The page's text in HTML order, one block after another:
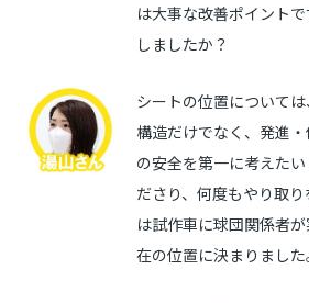
は大事な改善ポイント
しましたか？
シートの位置について
構造だけでなく、発進
の安全を第一に考えた
ださり、何度もやり取
は試作車に球団関係者
在の位置に決まりました